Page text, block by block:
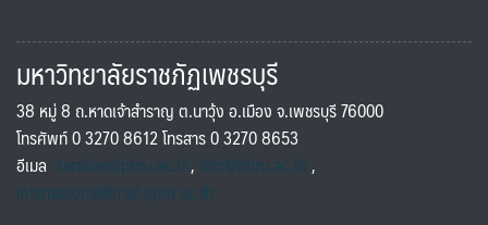
มหาวิทยาลัยราชภัฏเพชรบุรี
38 หมู่ 8 ถ.หาดเจ้าสำราญ ต.นาวุ้ง อ.เมือง จ.เพชรบุรี 76000
โทรศัพท์ 0 3270 8612 โทรสาร 0 3270 8653
อีเมล saraban@pbru.ac.th, info@pbru.ac.th,
international@mail.pbru.ac.th